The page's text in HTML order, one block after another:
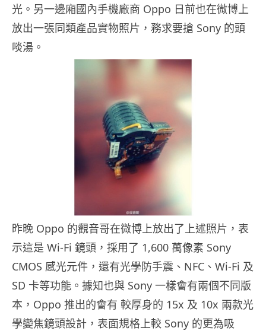
光。另一邊廂國內手機廠商 Oppo 日前也在微博上
放出一張同類產品實物照片，務求要搶 Sony 的頭
啖湯。
昨晚 Oppo 的觀音哥在微博上放出了上述照片，表
示這是 Wi-Fi 鏡頭，採用了 1,600 萬像素 Sony
CMOS 感光元件，還有光學防手震、NFC、Wi-Fi 及
SD 卡等功能。據知也與 Sony 一樣會有兩個不同版
本，Oppo 推出的會有 較厚身的 15x 及 10x 兩款光
學變焦鏡頭設計，表面規格上較 Sony 的更為吸